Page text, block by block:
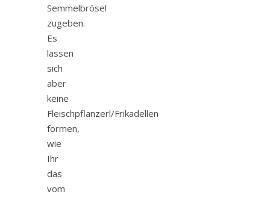
Semmelbrösel
zugeben.
Es
lassen
sich
aber
keine
Fleischpflanzerl/Frikadellen
formen,
wie
Ihr
das
vom